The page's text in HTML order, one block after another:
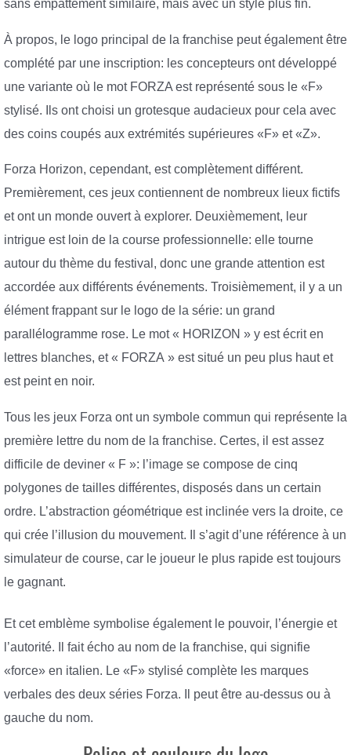
sans empattement similaire, mais avec un style plus fin.
À propos, le logo principal de la franchise peut également être
complété par une inscription: les concepteurs ont développé
une variante où le mot FORZA est représenté sous le «F»
stylisé. Ils ont choisi un grotesque audacieux pour cela avec
des coins coupés aux extrémités supérieures «F» et «Z».
Forza Horizon, cependant, est complètement différent.
Premièrement, ces jeux contiennent de nombreux lieux fictifs
et ont un monde ouvert à explorer. Deuxièmement, leur
intrigue est loin de la course professionnelle: elle tourne
autour du thème du festival, donc une grande attention est
accordée aux différents événements. Troisièmement, il y a un
élément frappant sur le logo de la série: un grand
parallélogramme rose. Le mot « HORIZON » y est écrit en
lettres blanches, et « FORZA » est situé un peu plus haut et
est peint en noir.
Tous les jeux Forza ont un symbole commun qui représente la
première lettre du nom de la franchise. Certes, il est assez
difficile de deviner « F »: l’image se compose de cinq
polygones de tailles différentes, disposés dans un certain
ordre. L’abstraction géométrique est inclinée vers la droite, ce
qui crée l’illusion du mouvement. Il s’agit d’une référence à un
simulateur de course, car le joueur le plus rapide est toujours
le gagnant.
Et cet emblème symbolise également le pouvoir, l’énergie et
l’autorité. Il fait écho au nom de la franchise, qui signifie
«force» en italien. Le «F» stylisé complète les marques
verbales des deux séries Forza. Il peut être au-dessus ou à
gauche du nom.